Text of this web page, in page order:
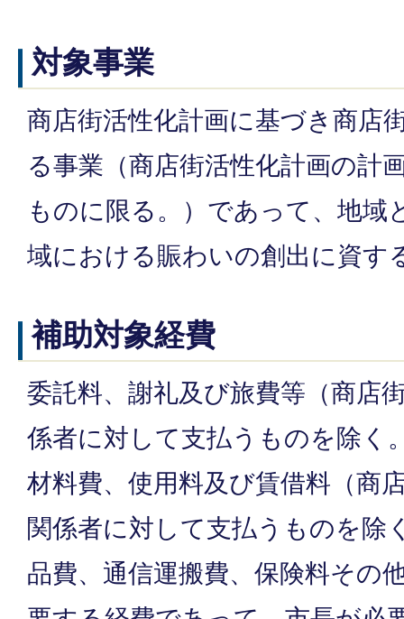
対象事業
商店街活性化計画に基づき商店
る事業（商店街活性化計画の計
ものに限る。）であって、地域
域における賑わいの創出に資す
補助対象経費
委託料、謝礼及び旅費等（商店
係者に対して支払うものを除く
材料費、使用料及び賃借料（商
関係者に対して支払うものを除
品費、通信運搬費、保険料その